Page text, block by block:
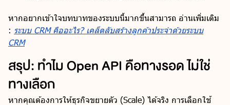
หากอยากเข้าใจบทบาทของระบบนี้มากขึ้นสามารถ อ่านเพิ่มเติม
: ระบบ CRM คืออะไร? เคล็ดลับสร้างลูกค้าประจำด้วยระบบ
CRM
สรุป: ทำไม Open API คือทางรอด ไม่ใช่
ทางเลือก
หากคุณต้องการให้ธุรกิจขยายตัว (Scale) ได้จริง การเลือกใช้